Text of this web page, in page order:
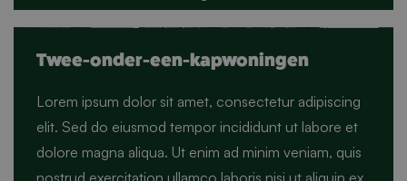
Twee-onder-een-kapwoningen
Lorem ipsum dolor sit amet, consectetur adipiscing
elit. Sed do eiusmod tempor incididunt ut labore et
dolore magna aliqua. Ut enim ad minim veniam, quis